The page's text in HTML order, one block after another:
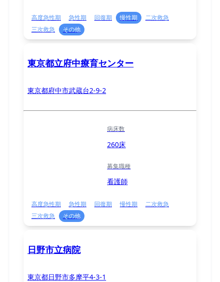
高度急性期 急性期 回復期 慢性期
二次救急
三次救急
その他
東京都立府中療育センター
東京都府中市武蔵台2-9-2
病床数
260床
募集職種
看護師
高度急性期 急性期 回復期 慢性期
二次救急
三次救急
その他
日野市立病院
東京都日野市多摩平4-3-1